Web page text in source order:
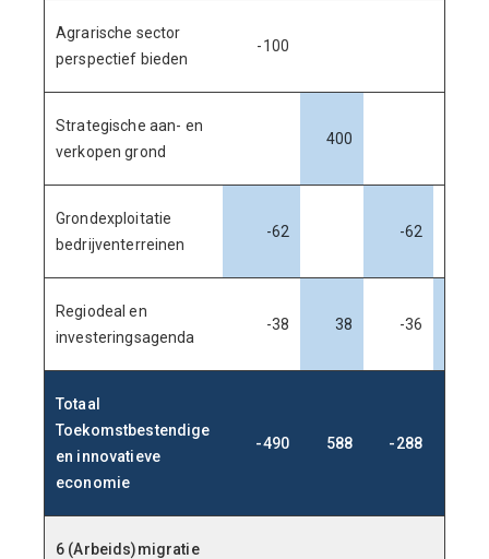
Agrarische sector
perspectief bieden
-100
Strategische aan- en
verkopen grond
400
Grondexploitatie
bedrijventerreinen
-62 -62
Regiodeal en
investeringsagenda
-38 38 -36
Totaal
Toekomstbestendige
en innovatieve
economie
-490 588 -288
6 (Arbeids)migratie